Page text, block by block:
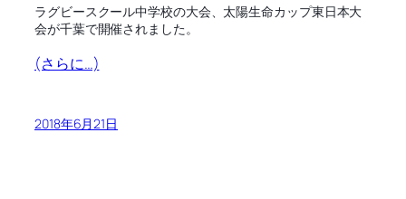
ラグビースクール中学校の大会、太陽生命カップ東日本大
会が千葉で開催されました。
(さらに…)
2018年6月21日